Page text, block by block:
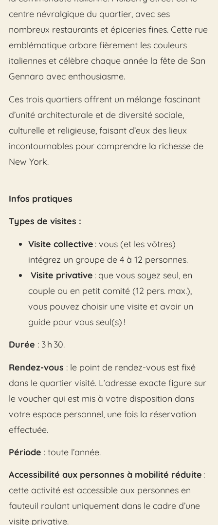
centre névralgique du quartier, avec ses
nombreux restaurants et épiceries fines. Cette rue
emblématique arbore fièrement les couleurs
italiennes et célèbre chaque année la fête de San
Gennaro avec enthousiasme.
Ces trois quartiers offrent un mélange fascinant
d’unité architecturale et de diversité sociale,
culturelle et religieuse, faisant d’eux des lieux
incontournables pour comprendre la richesse de
New York.
Infos pratiques
Types de visites :
Visite collective : vous (et les vôtres)
intégrez un groupe de 4 à 12 personnes.
Visite privative : que vous soyez seul, en
couple ou en petit comité (12 pers. max.),
vous pouvez choisir une visite et avoir un
guide pour vous seul(s) !
Durée : 3 h 30.
Rendez-vous : le point de rendez-vous est fixé
dans le quartier visité. L’adresse exacte figure sur
le voucher qui est mis à votre disposition dans
votre espace personnel, une fois la réservation
effectuée.
Période : toute l’année.
Accessibilité aux personnes à mobilité réduite :
cette activité est accessible aux personnes en
fauteuil roulant uniquement dans le cadre d’une
visite privative.